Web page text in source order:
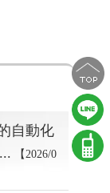
自動化
【2026/0